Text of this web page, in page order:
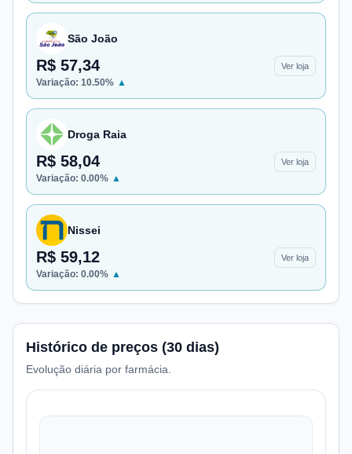
São João
R$ 57,34 Ver loja
Variação: 10.50% ▲
Droga Raia
R$ 58,04 Ver loja
Variação: 0.00% ▲
Nissei
R$ 59,12 Ver loja
Variação: 0.00% ▲
Histórico de preços (30 dias)
Evolução diária por farmácia.